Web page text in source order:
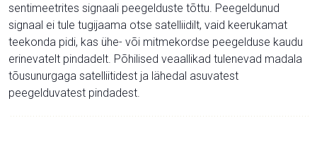
sentimeetrites signaali peegelduste tõttu. Peegeldunud
signaal ei tule tugijaama otse satelliidilt, vaid keerukamat
teekonda pidi, kas ühe- või mitmekordse peegelduse kaudu
erinevatelt pindadelt. Põhilised veaallikad tulenevad madala
tõusunurgaga satelliitidest ja lähedal asuvatest
peegelduvatest pindadest.